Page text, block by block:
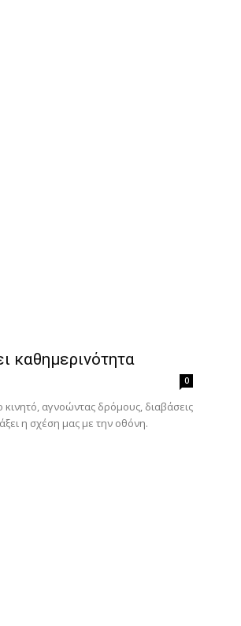
καθημερινότητα
0
αγνοώντας δρόμους, διαβάσεις
η σχέση μας με την οθόνη.